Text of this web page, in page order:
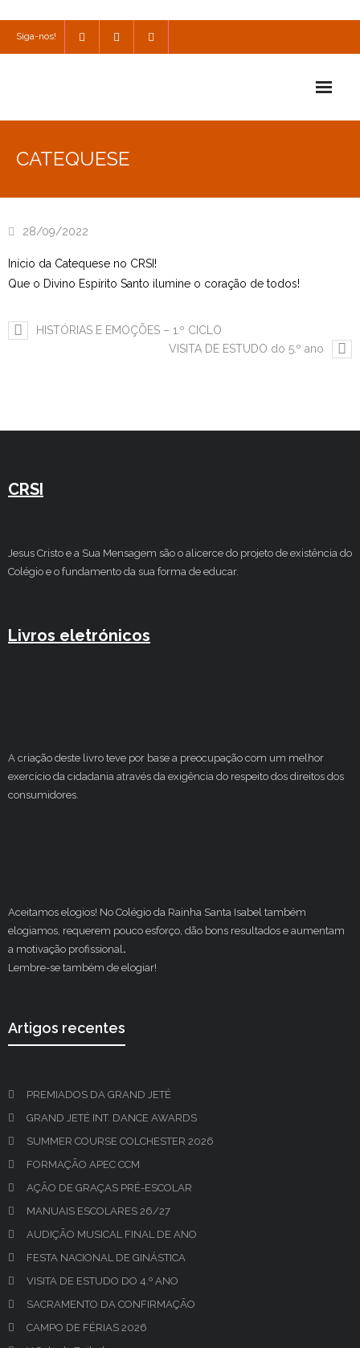
Siga-nos!
Consulta
CATEQUESE
28/09/2022
Início da Catequese no CRSI!
Que o Divino Espírito Santo ilumine o coração de todos!
HISTÓRIAS E EMOÇÕES – 1.º CICLO
VISITA DE ESTUDO do 5.º ano
CRSI
Jesus Cristo e a Sua Mensagem são o alicerce do projeto de existência do
Colégio e o fundamento da sua forma de educar.
Livros eletrónicos
A criação deste livro teve por base a preocupação com um melhor
exercício da cidadania através da exigência do respeito dos direitos dos
consumidores.
Aceitamos elogios! No Colégio da Rainha Santa Isabel também
elogiamos, requerem pouco esforço, dão bons resultados e aumentam
a motivação profissional.
Lembre-se também de elogiar!
Artigos recentes
PREMIADOS DA GRAND JETÉ
GRAND JETÉ INT. DANCE AWARDS
SUMMER COURSE COLCHESTER 2026
FORMAÇÃO APEC CCM
AÇÃO DE GRAÇAS PRÉ-ESCOLAR
MANUAIS ESCOLARES 26/27
AUDIÇÃO MUSICAL FINAL DE ANO
FESTA NACIONAL DE GINÁSTICA
VISITA DE ESTUDO DO 4.º ANO
SACRAMENTO DA CONFIRMAÇÃO
CAMPO DE FÉRIAS 2026